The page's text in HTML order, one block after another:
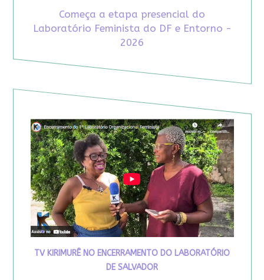
Começa a etapa presencial do
Laboratório Feminista do DF e Entorno -
2026
TV KIRIMURÊ NO ENCERRAMENTO DO LABORATÓRIO
DE SALVADOR